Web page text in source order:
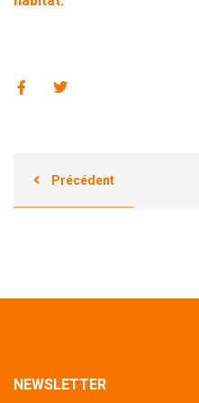
Précédent
NEWSLETTER